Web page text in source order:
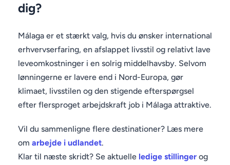
dig?
Málaga er et stærkt valg, hvis du ønsker international
erhvervserfaring, en afslappet livsstil og relativt lave
leveomkostninger i en solrig middelhavsby. Selvom
lønningerne er lavere end i Nord-Europa, gør
klimaet, livsstilen og den stigende efterspørgsel
efter flersproget arbejdskraft job i Málaga attraktive.
Vil du sammenligne flere destinationer? Læs mere
om arbejde i udlandet.
Klar til næste skridt? Se aktuelle ledige stillinger og